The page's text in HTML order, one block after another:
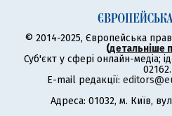
© 2014-2025, Європейська
(детальніше
Суб'єкт у сфері онлайн-медіа;
02162.
E-mail редакції:
Адреса: 01032, м. Київ,